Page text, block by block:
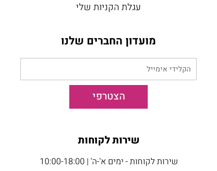
עגלת הקניות שלי
מועדון החברים שלנו
הקלידי
אימייל
הצטרפי
שירות לקוחות
שירות לקוחות - ימים א'-ה' | 10:00-18:00